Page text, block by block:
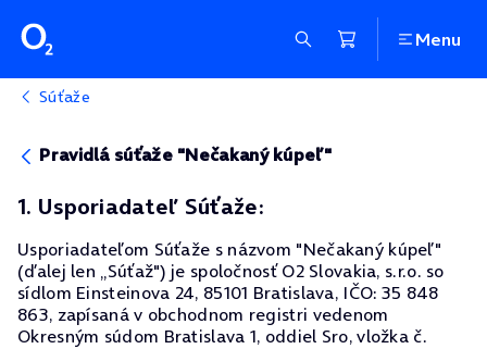
Menu
Súťaže
Pravidlá súťaže "Nečakaný kúpeľ"
1. Usporiadateľ Súťaže:
Usporiadateľom Súťaže s názvom "Nečakaný kúpeľ"
(ďalej len „Súťaž") je spoločnosť O2 Slovakia, s.r.o. so
sídlom Einsteinova 24, 85101 Bratislava, IČO: 35 848
863, zapísaná v obchodnom registri vedenom
Okresným súdom Bratislava 1, oddiel Sro, vložka č.